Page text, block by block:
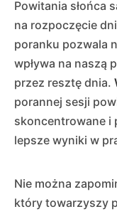
Powitania słońca
na rozpoczęcie
poranku pozwala
wpływa na naszą
przez resztę dnia.
porannej sesji
skoncentrowane i
lepsze wyniki w
Nie można
który towarzyszy